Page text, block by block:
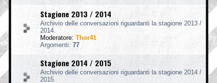
Stagione 2013 / 2014
Archivio delle conversazioni riguardanti la stagione 2013 /
2014.
Moderatore: Thor41
Argomenti: 77
Stagione 2014 / 2015
Archivio delle conversazioni riguardanti la stagione 2014 /
2015.